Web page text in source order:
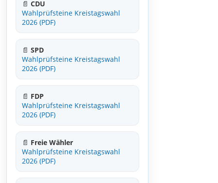
📄 CDU
Wahlprüfsteine Kreistagswahl
2026 (PDF)
📄 SPD
Wahlprüfsteine Kreistagswahl
2026 (PDF)
📄 FDP
Wahlprüfsteine Kreistagswahl
2026 (PDF)
📄 Freie Wähler
Wahlprüfsteine Kreistagswahl
2026 (PDF)